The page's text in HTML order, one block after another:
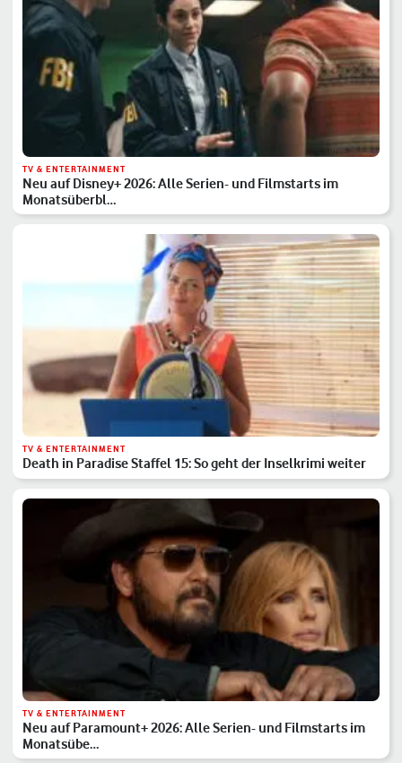
TV & ENTERTAINMENT
Neu auf Disney+ 2026: Alle Serien- und Filmstarts im
Monatsüberbl…
TV & ENTERTAINMENT
Death in Paradise Staffel 15: So geht der Inselkrimi weiter
TV & ENTERTAINMENT
Neu auf Paramount+ 2026: Alle Serien- und Filmstarts im
Monatsübe…